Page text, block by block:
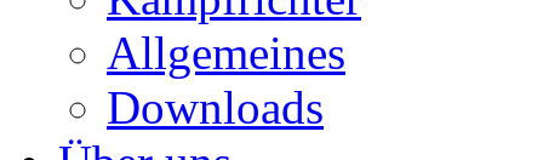
Allgemeines
Downloads